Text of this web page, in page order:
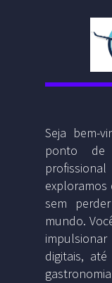
Seja bem-
ponto de
exploramos
sem
mundo.
digitais,